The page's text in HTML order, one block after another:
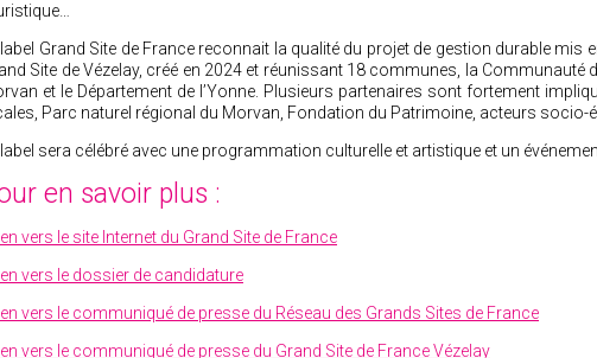
label Grand Site de France reconnait la qualité du projet de gestion durable mis
Site de Vézelay, créé en 2024 et réunissant 18 communes, la
et le Département de l’Yonne. Plusieurs partenaires sont fortement
Parc naturel régional du Morvan, Fondation du Patrimoine, acteurs socio-
label sera célébré avec une programmation culturelle et artistique et un
en savoir plus :
vers le site Internet du Grand Site de France
vers le dossier de candidature
vers le communiqué de presse du Réseau des Grands Sites de France
vers le communiqué de presse du Grand Site de France Vézelay